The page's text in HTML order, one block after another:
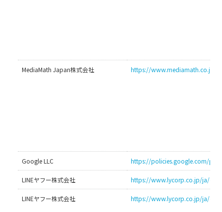
MediaMath Japan株式会社 https://www.mediamath.co.jp/
Google LLC https://policies.google.com/
LINEヤフー株式会社 https://www.lycorp.co.jp/ja/
LINEヤフー株式会社 https://www.lycorp.co.jp/ja/